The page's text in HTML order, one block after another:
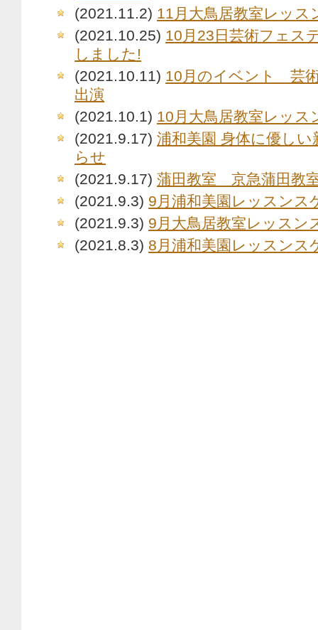
(2021.11.2) 11月大鳥居教室レッス
(2021.10.25) 10月23日芸術フェス
しました!
(2021.10.11) 10月のイベント 芸
出演
(2021.10.1) 10月大鳥居教室レッス
(2021.9.17) 浦和美園 身体に優し
らせ
(2021.9.17) 蒲田教室 京急蒲田教
(2021.9.3) 9月浦和美園レッスンス
(2021.9.3) 9月大鳥居教室レッスン
(2021.8.3) 8月浦和美園レッスンス